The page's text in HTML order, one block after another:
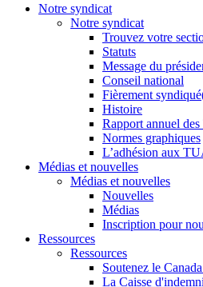
Notre syndicat
Notre syndicat
Trouvez votre
Statuts
Message du
Conseil national
Fièrement
Histoire
Rapport annuel
Normes graphiques
L’adhésion aux
Médias et nouvelles
Médias et nouvelles
Nouvelles
Médias
Inscription pour
Ressources
Ressources
Soutenez le
La Caisse